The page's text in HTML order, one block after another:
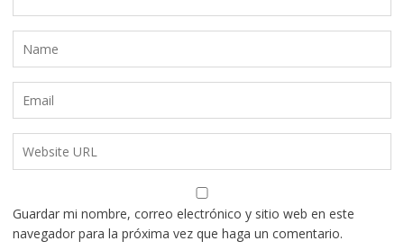
Guardar mi nombre, correo electrónico y sitio web en este
navegador para la próxima vez que haga un comentario.